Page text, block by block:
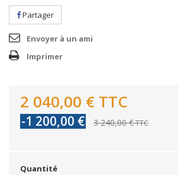
Partager
Envoyer à un ami
Imprimer
2 040,00 € TTC
-1 200,00 € 3 240,00 €TTC
Quantité